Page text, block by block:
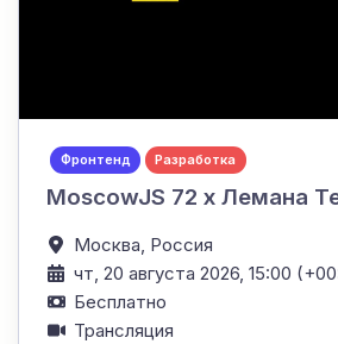
Фронтенд Разработка
MoscowJS 72 x Лемана
Москва, Россия
чт, 20 августа 2026, 15:00
Бесплатно
Трансляция